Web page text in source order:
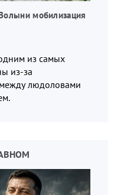
мобилизация
из самых
из-за
людоловами